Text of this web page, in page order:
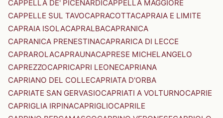
CAPPELLA DE' PICENARDICAPPELLA MAGGIORE
CAPPELLE SUL TAVOCAPRACOTTACAPRAIA E LIMITE
CAPRAIA ISOLACAPRALBACAPRANICA
CAPRANICA PRENESTINACAPRARICA DI LECCE
CAPRAROLACAPRAUNACAPRESE MICHELANGELO
CAPREZZOCAPRICAPRI LEONECAPRIANA
CAPRIANO DEL COLLECAPRIATA D'ORBA
CAPRIATE SAN GERVASIOCAPRIATI A VOLTURNOCAPRIE
CAPRIGLIA IRPINACAPRIGLIOCAPRILE